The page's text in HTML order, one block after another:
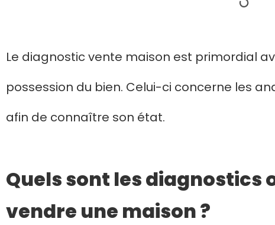
Le diagnostic vente maison est primordial
possession du bien. Celui-ci concerne les
afin de connaître son état.
Quels sont les diagnostics
vendre une maison ?